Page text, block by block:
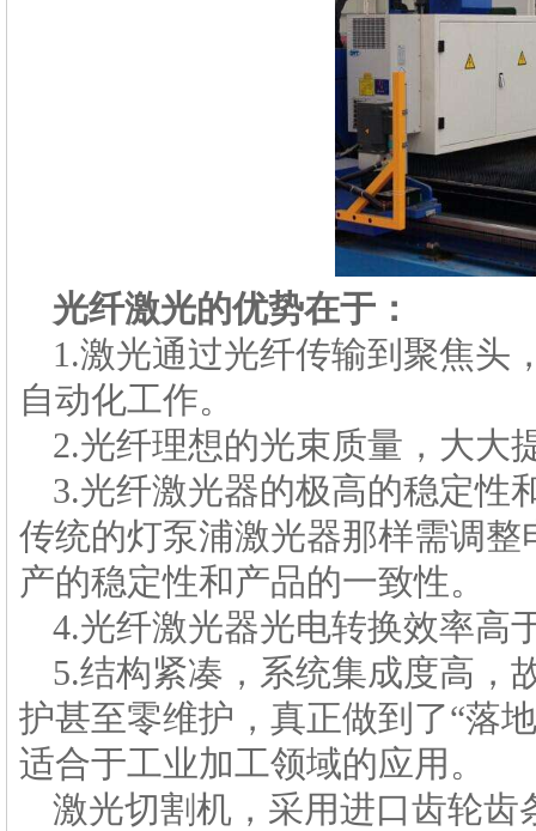
光纤激光的优势在于：
1.激光通过光纤传输到聚焦头
自动化工作。
2.光纤理想的光束质量，大大
3.光纤激光器的极高的稳定性
传统的灯泵浦激光器那样需调
产的稳定性和产品的一致性。
4.光纤激光器光电转换效率高
5.结构紧凑，系统集成度高，
护甚至零维护，真正做到了“落
适合于工业加工领域的应用。
激光切割机，采用进口齿轮